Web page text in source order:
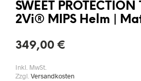
SWEET
2Vi® MIPS Helm |
349,00 €
Inkl. MwSt.
Zzgl. Versandkosten